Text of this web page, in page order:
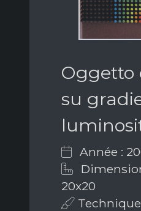
Oggetto
su
Année :
20x20